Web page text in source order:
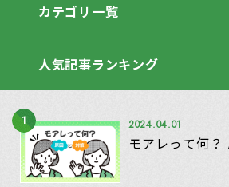
カテゴリ一覧
人気記事ランキング
1 2024.04.01
モアレって何？